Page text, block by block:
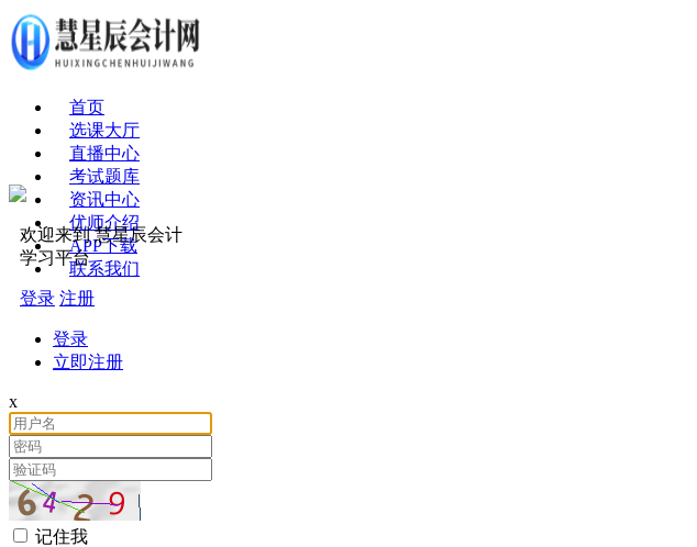
首页
选课大厅
直播中心
考试题库
资讯中心
优师介绍
APP下载
联系我们
欢迎来到 慧星辰会计
学习平台
登录 注册
登录
立即注册
x
记住我